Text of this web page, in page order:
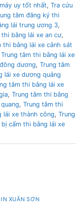
uy tốt nhất, Tra cứu
tâm đăng ký thi
lái trung ương 3,
thi bằng lái xe an cư,
thi bằng lái xe cảnh sát
Trung tâm thi bằng lái xe
dương, Trung tâm
lái xe dương quảng
tâm thi bằng lái xe
, Trung tâm thi bằng
, Trung tâm thi
lái xe thành công, Trung
cấm thi bằng lái xe
XUÂN SƠN